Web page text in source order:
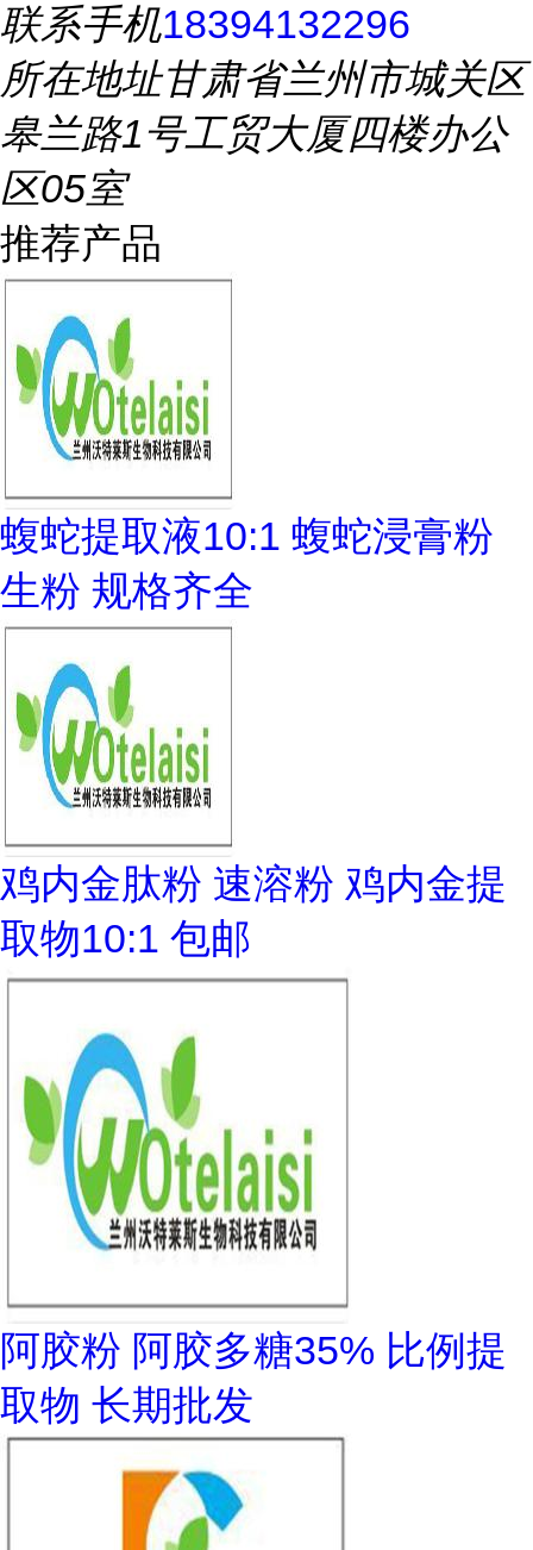
联系手机18394132296
所在地址甘肃省兰州市城关区
皋兰路1号工贸大厦四楼办公
区05室
推荐产品
蝮蛇提取液10:1 蝮蛇浸膏粉
生粉 规格齐全
鸡内金肽粉 速溶粉 鸡内金提
取物10:1 包邮
阿胶粉 阿胶多糖35% 比例提
取物 长期批发